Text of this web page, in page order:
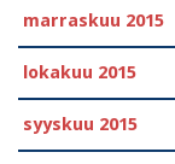
marraskuu 2015
lokakuu 2015
syyskuu 2015